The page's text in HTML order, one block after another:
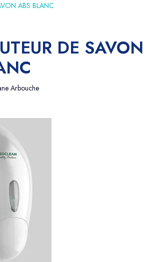
ABS BLANC
DE SAVON
Arbouche